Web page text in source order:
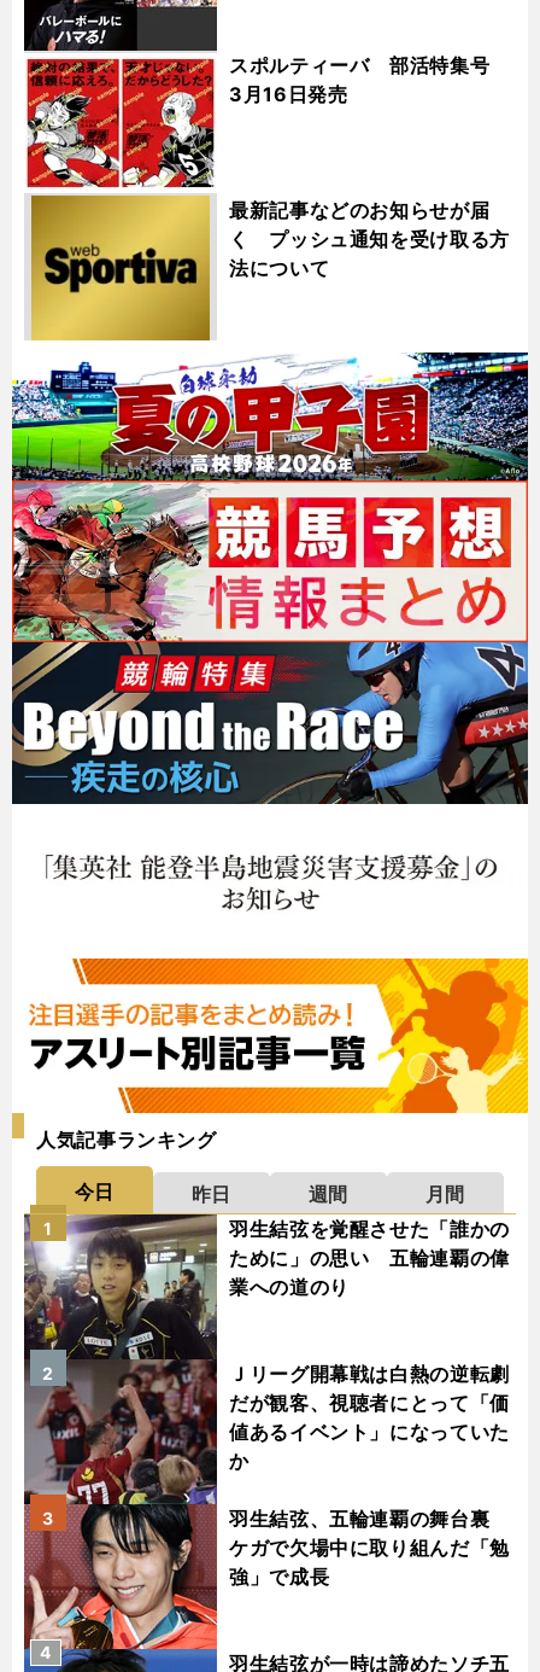
スポルティーバ 部活特集号
3月16日発売
最新記事などのお知らせが届
く プッシュ通知を受け取る方
法について
人気記事ランキング
今日 昨日 週間
月間
羽生結弦を覚醒させた「誰かの
ために」の思い 五輪連覇の偉
業への道のり
1
Ｊリーグ開幕戦は白熱の逆転劇
だが観客、視聴者にとって「価
値あるイベント」になっていた
か
2
羽生結弦、五輪連覇の舞台裏
ケガで欠場中に取り組んだ「勉
強」で成長
3
羽生結弦が一時は諦めたソチ五
4